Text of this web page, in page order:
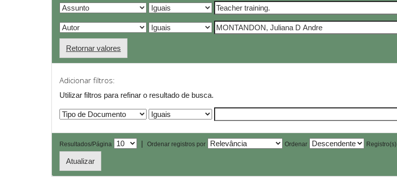
Retornar valores
Adicionar filtros:
Utilizar filtros para refinar o resultado de busca.
Resultados/Página | Ordenar registros por Ordenar Registro(s)